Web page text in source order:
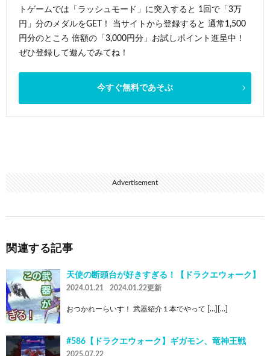
トゲームでは「ラッシュモード」に突入すると 1回で「3万
円」分のメダルをGET！ 当サイトから登録すると 通常1,500
円分のところ 倍額の「3,000円分」お試しポイント進呈中！
ぜひ登録して遊んでみてね！
今すぐ無料であそぶ
Advertisement
関連する記事
天使の断頭台が好きすぎる！【ドラクエウォーク】
2024.01.21 2024.01.22更新
おつかれーらいす！ 武器紹介１本でやって […][…]
#586【ドラクエウォーク】ギガモン、竜神王戦
2025.07.22